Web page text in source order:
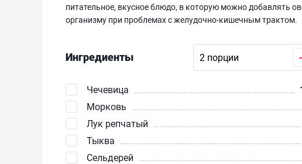
питательное, вкусное блюдо, в которую можно добавлять
организму при проблемах с желудочно-кишечным трактом.
Ингредиенты
Чечевица
Морковь
Лук репчатый
Тыква
Сельдерей